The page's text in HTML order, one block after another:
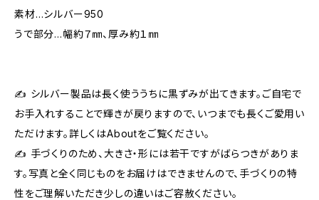
素材…シルバー950
うで部分…幅約７㎜、厚み約１㎜
✍ シルバー製品は長く使ううちに黒ずみが出てきます。ご自宅で
お手入れすることで輝きが戻りますので、いつまでも長くご愛用い
ただけます。詳しくはAboutをご覧ください。
✍ 手づくりのため、大きさ・形には若干ですがばらつきがありま
す。写真と全く同じものをお届けはできませんので、手づくりの特
性をご理解いただき少しの違いはご容赦ください。